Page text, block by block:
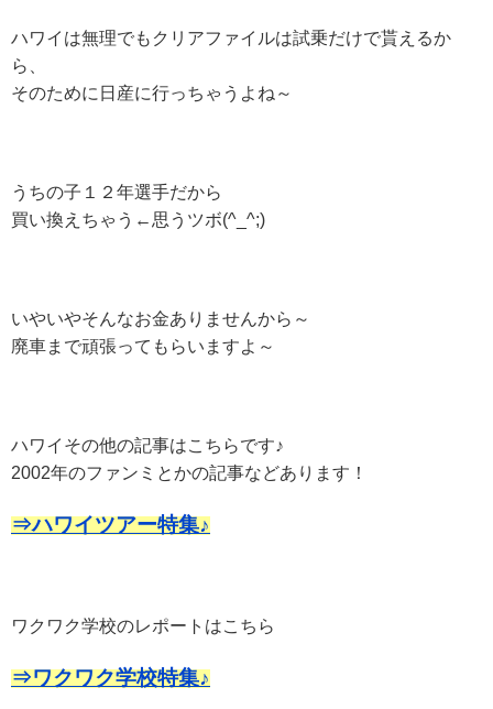
ハワイは無理でもクリアファイルは試乗だけで貰えるか
ら、
そのために日産に行っちゃうよね～
うちの子１２年選手だから
買い換えちゃう←思うツボ(^_^;)
いやいやそんなお金ありませんから～
廃車まで頑張ってもらいますよ～
ハワイその他の記事はこちらです♪
2002年のファンミとかの記事などあります！
⇒ハワイツアー特集♪
ワクワク学校のレポートはこちら
⇒ワクワク学校特集♪